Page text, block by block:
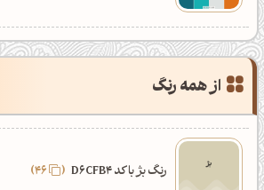
از همه رنگ
رنگ بژ با کد D6CFB4